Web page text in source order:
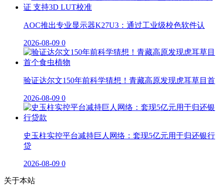
AOC推出专业显示器K27U3：通过工业级校色软件认
2026-08-09 0
验证达尔文150年前科学猜想！青藏高原发现虎耳草目首
2026-08-09 0
史玉柱实控平台减持巨人网络：套现5亿元用于归还银行
贷
2026-08-09 0
关于本站